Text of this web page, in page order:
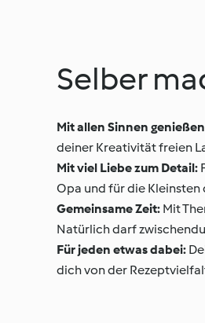
Selber
Mit allen Sinnen
deiner Kreativität freien
Mit viel Liebe zum Detail:
Opa und für die
Gemeinsame Zeit: Mit
Natürlich darf
Für jeden etwas dabei:
dich von der